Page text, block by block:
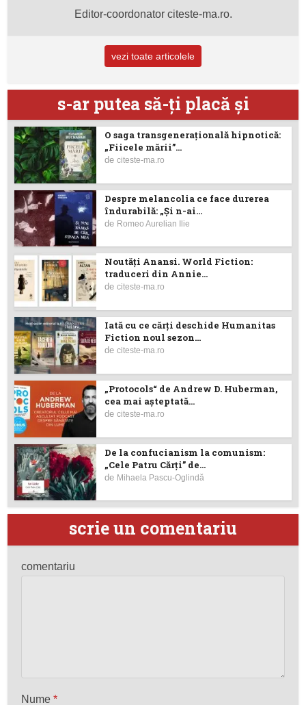
Editor-coordonator citeste-ma.ro.
vezi toate articolele
s-ar putea să-ţi placă şi
O saga transgenerațională hipnotică:
„Fiicele mării”...
deciteste-ma.ro
Despre melancolia ce face durerea
îndurabilă: „Și n-ai...
de Romeo Aurelian Ilie
Noutăţi Anansi. World Fiction:
traduceri din Annie...
deciteste-ma.ro
Iată cu ce cărţi deschide Humanitas
Fiction noul sezon...
deciteste-ma.ro
„Protocols“ de Andrew D. Huberman,
cea mai așteptată...
deciteste-ma.ro
De la confucianism la comunism:
„Cele Patru Cărți” de...
de Mihaela Pascu-Oglindă
scrie un comentariu
comentariu
Nume*